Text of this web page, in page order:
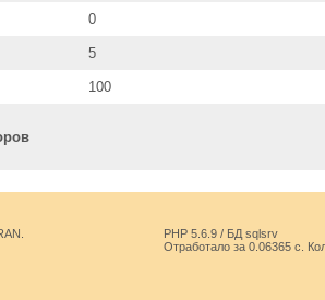
0
5
100
PHP 5.6.9 / БД sqlsrv
Отработало за 0.06365 с.